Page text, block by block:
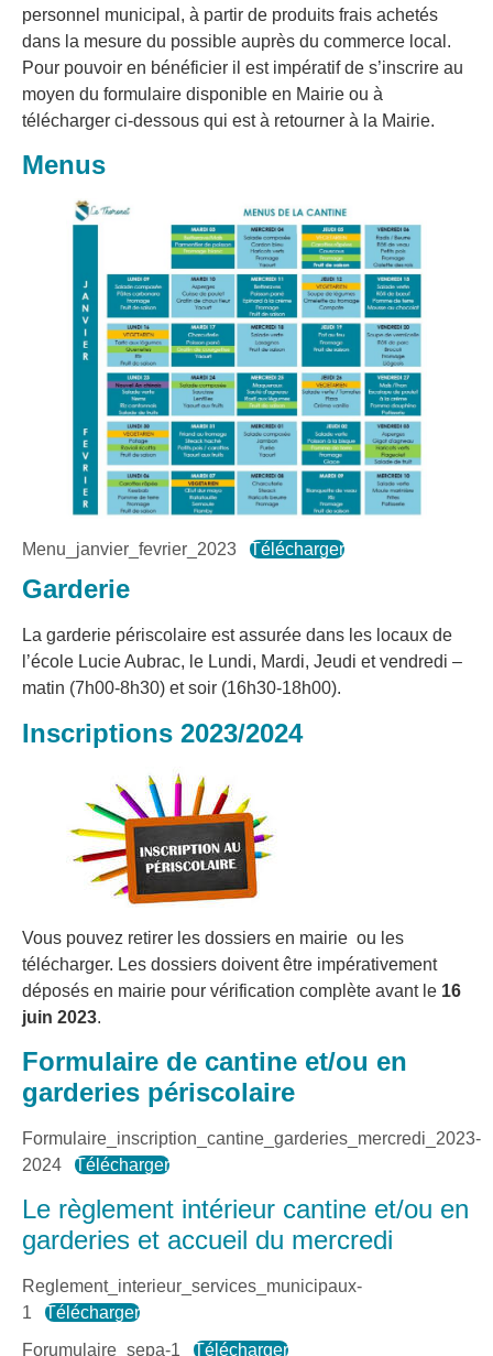
personnel municipal, à partir de produits frais achetés
dans la mesure du possible auprès du commerce local.
Pour pouvoir en bénéficier il est impératif de s’inscrire au
moyen du formulaire disponible en Mairie ou à
télécharger ci-dessous qui est à retourner à la Mairie.
Menus
Menu_janvier_fevrier_2023 Télécharger
Garderie
La garderie périscolaire est assurée dans les locaux de
l’école Lucie Aubrac, le Lundi, Mardi, Jeudi et vendredi –
matin (7h00-8h30) et soir (16h30-18h00).
Inscriptions 2023/2024
Vous pouvez retirer les dossiers en mairie ou les
télécharger. Les dossiers doivent être impérativement
déposés en mairie pour vérification complète avant le 16
juin 2023.
Formulaire de cantine et/ou en
garderies périscolaire
Formulaire_inscription_cantine_garderies_mercredi_2023-
2024
Télécharger
Le règlement intérieur cantine et/ou en
garderies et accueil du mercredi
Reglement_interieur_services_municipaux-
1
Télécharger
Forumulaire_sepa-1
Télécharger